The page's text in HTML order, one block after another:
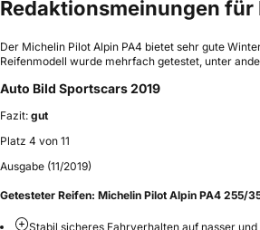
Redaktionsmeinungen
Der Michelin Pilot Alpin PA4 bietet sehr gute
Reifenmodell wurde mehrfach getestet, unter
Auto Bild Sportscars 2019
Fazit: gut
Platz 4 von 11
Ausgabe (11/2019)
Getesteter Reifen: Michelin Pilot Alpin PA4 255/
Stabil sicheres Fahrverhalten auf nasser